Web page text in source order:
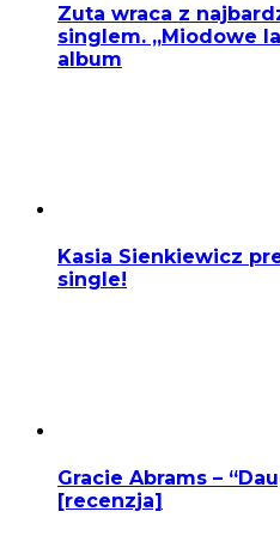
Zuta wraca z
singlem. „Miodowe
album
Kasia Sienkiewicz
single!
Gracie Abrams –
[recenzja]